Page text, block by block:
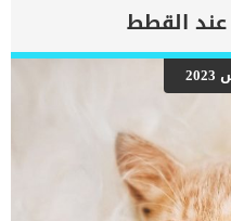
اعراض التهابات اللوز عند الكلاب
الاعراض التى تظهر عليك عند
على البلعالاحتقانالتهابات
هناك بعض الكلاب تصاب بالتهاب
والفم والحنجرة, فالكلاب صاحبة
من غيرها. اقرا ايضا: استئصال
التهابات اللوزتين عند الكلاب
المستمرامراض الشعب
تشخيص الطبيب البيطرى لحالة
السابقة الى الطبيب
الفحصوات […]
القطط